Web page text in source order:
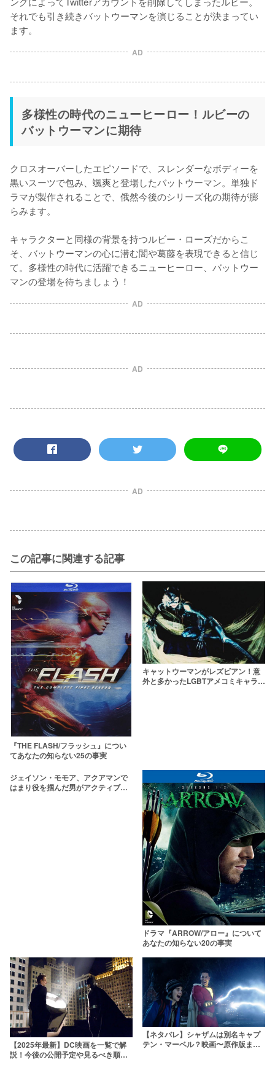
それでも引き続きバットウーマンを演じることが決まってい
AD
多様性の時代のニューヒーロー！ルビーの
バットウーマンに期待
クロスオーバーしたエピソードで、スレンダーなボディーを
黒いスーツで包み、颯爽と登場したバットウーマン。単独ド
ラマが製作されることで、俄然今後のシリーズ化の期待が膨
らみます。
キャラクターと同様の背景を持つルビー・ローズだからこ
そ、バットウーマンの心に潜む闇や葛藤を表現できると信じ
て。多様性の時代に活躍できるニューヒーロー、バットウー
マンの登場を待ちましょう！
AD
AD
AD
この記事に関連する記事
『THE FLASH/フラッシュ』につい
てあなたの知らない25の事実
キャットウーマンがレズビアン！意
外と多かったLGBTアメコミキャラ
ジェイソン・モモア、アクアマンで
はまり役を掴んだ男がアクティブ過
ドラマ『ARROW/アロー』について
あなたの知らない20の事実
【2025年最新】DC映画を一覧で解
説！今後の公開予定や見るべき順
【ネタバレ】シャザムは別名キャプ
テン・マーベル？映画〜原作版まで